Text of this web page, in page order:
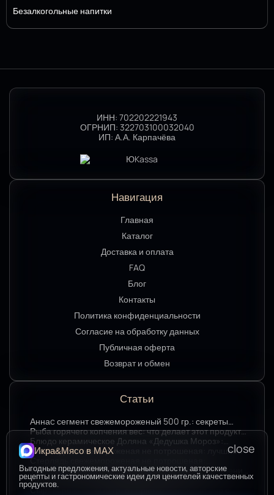
Безалкогольные напитки
ИНН: 702202221943
ОГРНИП: 322703100032040
ИП: А.А. Карпачёва
Навигация
Главная
Каталог
Доставка и оплата
FAQ
Блог
Контакты
Политика конфиденциальности
Согласие на обработку данных
Публичная оферта
Возврат и обмен
Статьи
Аннаc сегмент свежемороженый 500 гр.: секреты
хранения и лучшие способы подачи
Рыба горячего копчения вес: что делает этот продукт
любимым среди ценителей
Блюдо керамическое Доляна «Дедушка Мороз»:
изюминка праздничного стола в ярком красном цвете
Стерлядь свежемороженая не потрошеная: лучшие
гастрономические сочетания для насыщенного вкуса
Стерлядь свежемороженая не потрошеная:
особенности выбора и использования в кулинарии
Термопакет 42*50: надёжный помощник в сохранении
свежести и удобстве хранения
Икра зернистая осетровых рыб Exclusive 50 гр.:
секреты идеальных сочетаний для гурманов
Сыр творожный 400 гр. от Брюкке — нежный сыр с
close
Икра&Мясо в МАХ
Выгодные предложения, актуальные новости, авторские
рецепты и гастрономические идеи для ценителей качественных
продуктов.